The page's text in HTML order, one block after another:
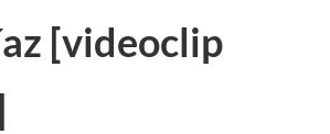
[videoclip